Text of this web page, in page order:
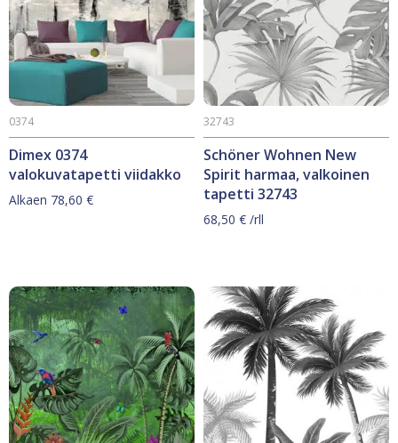
Dimex 0374
valokuvatapetti viidakko
0374
Alkaen 78,60 €
useampi
muunnelma.
Voit
tehdä
valinnat
tuotteen
sivulla.
Schöner Wohnen New
Spirit harmaa, valkoinen
tapetti 32743
32743
68,50 € /rll